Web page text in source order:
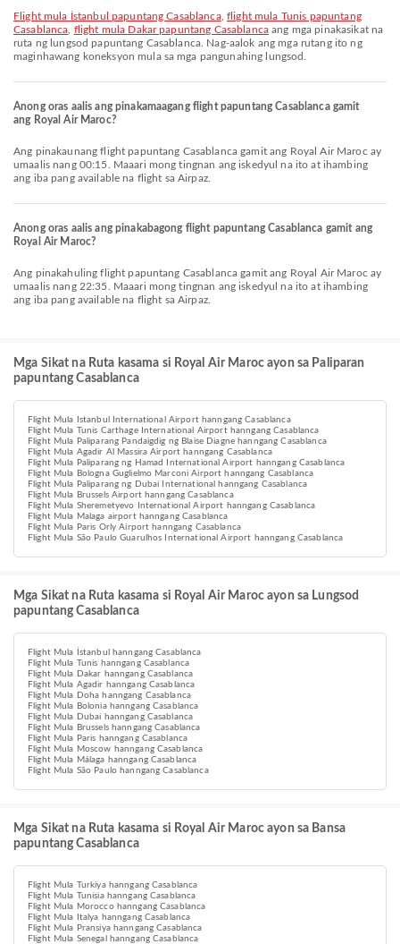
flight mula İstanbul papuntang Casablanca,flight mula Tunis papuntang
Casablanca flight mula Dakar papuntang Casablanca ang mga pinakasikat na
ruta ng lungsod papuntang Casablanca. Nag-aalok ang mga rutang ito ng
maginhawang koneksyon mula sa mga pangunahing lungsod.
Anong oras aalis ang pinakamaagang flight papuntang Casablanca gamit
ang Royal Air Maroc?
Ang pinakaunang flight papuntang Casablanca gamit ang Royal Air Maroc ay
umaalis nang 00:15. Maaari mong tingnan ang iskedyul na ito at ihambing
ang iba pang available na flight sa Airpaz.
Anong oras aalis ang pinakabagong flight papuntang Casablanca gamit ang
Royal Air Maroc?
Ang pinakahuling flight papuntang Casablanca gamit ang Royal Air Maroc ay
umaalis nang 22:35. Maaari mong tingnan ang iskedyul na ito at ihambing
ang iba pang available na flight sa Airpaz.
Mga Sikat na Ruta kasama si Royal Air Maroc ayon sa Paliparan
papuntang Casablanca
Flight Mula Istanbul International Airport hanngang Casablanca
Flight Mula Tunis Carthage International Airport hanngang Casablanca
Flight Mula Paliparang Pandaigdig ng Blaise Diagne hanngang Casablanca
Flight Mula Agadir Al Massira Airport hanngang Casablanca
Flight Mula Paliparang ng Hamad International Airport hanngang Casablanca
Flight Mula Bologna Guglielmo Marconi Airport hanngang Casablanca
Flight Mula Paliparang ng Dubai International hanngang Casablanca
Flight Mula Brussels Airport hanngang Casablanca
Flight Mula Sheremetyevo International Airport hanngang Casablanca
Flight Mula Malaga airport hanngang Casablanca
Flight Mula Paris Orly Airport hanngang Casablanca
Flight Mula São Paulo Guarulhos International Airport hanngang Casablanca
Mga Sikat na Ruta kasama si Royal Air Maroc ayon sa Lungsod
papuntang Casablanca
Flight Mula İstanbul hanngang Casablanca
Flight Mula Tunis hanngang Casablanca
Flight Mula Dakar hanngang Casablanca
Flight Mula Agadir hanngang Casablanca
Flight Mula Doha hanngang Casablanca
Flight Mula Bolonia hanngang Casablanca
Flight Mula Dubai hanngang Casablanca
Flight Mula Brussels hanngang Casablanca
Flight Mula Paris hanngang Casablanca
Flight Mula Moscow hanngang Casablanca
Flight Mula Málaga hanngang Casablanca
Flight Mula São Paulo hanngang Casablanca
Mga Sikat na Ruta kasama si Royal Air Maroc ayon sa Bansa
papuntang Casablanca
Flight Mula Turkiya hanngang Casablanca
Flight Mula Tunisia hanngang Casablanca
Flight Mula Morocco hanngang Casablanca
Flight Mula Italya hanngang Casablanca
Flight Mula Pransiya hanngang Casablanca
Flight Mula Senegal hanngang Casablanca